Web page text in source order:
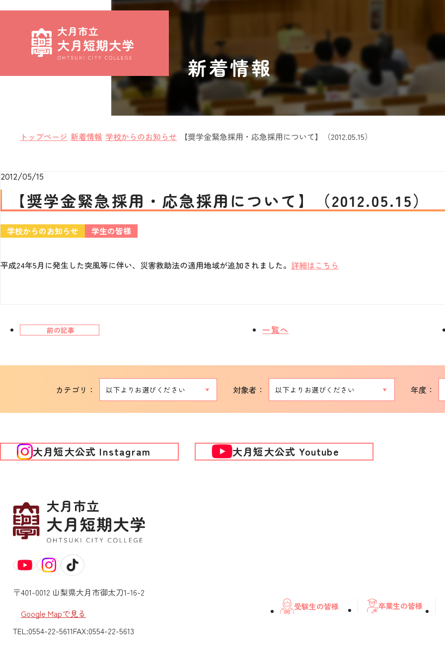
新着情報
トップページ 新着情報 学校からのお知らせ 【奨学金緊急採用・応急採用について】（2012.05.15）
2012/05/15
【奨学金緊急採用・応急採用について】（2012.05.15）
学校からのお知らせ 学生の皆様
平成24年5月に発生した突風等に伴い、災害救助法の適用地域が追加されました。 詳細はこちら
前の記事 一覧へ
カテゴリ： 対象者： 年度：
大月短大公式 Instagram 大月短大公式 Youtube
〒401-0012 山梨県大月市御太刀1-16-2
Google Mapで見る
TEL:0554-22-5611FAX:0554-22-5613
受験生の皆様 卒業生の皆様